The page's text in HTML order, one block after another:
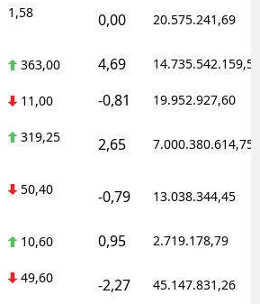
1,58 0,00 20.575.241,69
363,00 4,69 14.735.542.159,50
11,00 -0,81 19.952.927,60
319,25 2,65 7.000.380.614,75
50,40 -0,79 13.038.344,45
10,60 0,95 2.719.178,79
49,60 -2,27 45.147.831,26